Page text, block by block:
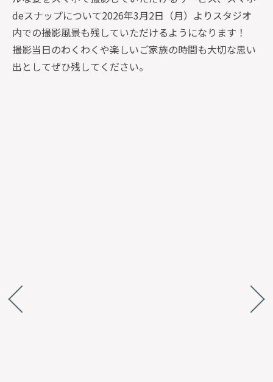
deスナップについて2026年3月2日（月）よりスタジオ
内での撮影風景も残していただけるようになります！
撮影当日のわくわくや楽しいご家族の時間も大切な思い
出としてぜひ残してください。
P
r
evi
o
u
s
N
e
xt